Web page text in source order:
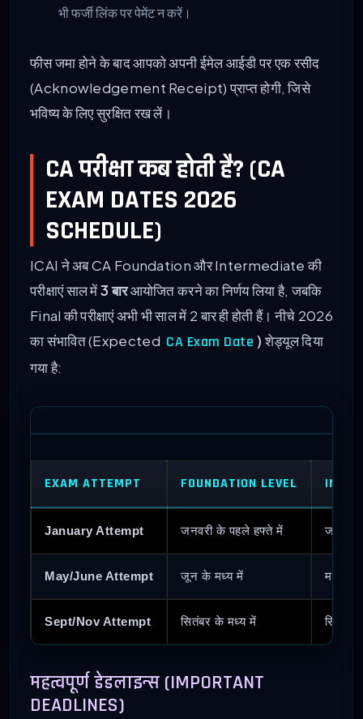
भी फर्जी लिंक पर पेमेंट न करें।
फीस जमा होने के बाद आपको अपनी ईमेल आईडी पर एक रसीद
(Acknowledgement Receipt) प्राप्त होगी, जिसे
भविष्य के लिए सुरक्षित रख लें।
CA परीक्षा कब होती है? (CA
EXAM DATES 2026
SCHEDULE)
ICAI ने अब CA Foundation और Intermediate की
परीक्षाएं साल में3 बारआयोजित करने का निर्णय लिया है, जबकि
Final की परीक्षाएं अभी भी साल में 2 बार ही होती हैं। नीचे 2026
का संभावित (Expected CA Exam Date )शेड्यूल दिया
गया है:
EXAM ATTEMPT FOUNDATION LEVEL
January Attempt जनवरी के पहले हफ्ते में जनवरी
May/June Attempt जून के मध्य में मई के
Sept/Nov Attempt सितंबर के मध्य में सितंबर
महत्वपूर्ण डेडलाइन्स (IMPORTANT
DEADLINES)